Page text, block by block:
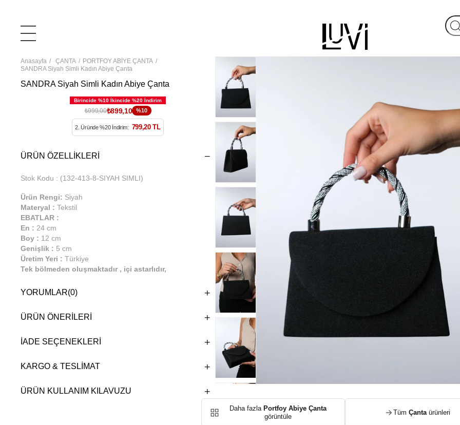
Anasayfa ÇANTA
PORTFOY ABİYE ÇANTA
SANDRA Siyah Simli Kadın Abiye Çanta
SANDRA Siyah Simli Kadın Abiye Çanta
₺999,00₺899,10 %10
2. Üründe %20 İndirim: 799,20 TL
ÜRÜN ÖZELLIKLERI
Stok Kodu (132-413-8-SIYAH SIMLI)
Ürün Rengi: Siyah
Materyal : Tekstil
EBATLAR :
En : 24 cm
Boy : 12 cm
Genişlik : 5 cm
Üretim Yeri : Türkiye
Tek bölmeden oluşmaktadır , içi astarlıdır,
YORUMLAR(0)
ÜRÜN ÖNERILERI
İADE SEÇENEKLERI
KARGO & TESLIMAT
ÜRÜN KULLANIM KILAVUZU
Daha fazla Portfoy Abiye Çanta
görüntüle
Tüm Çantaürünleri